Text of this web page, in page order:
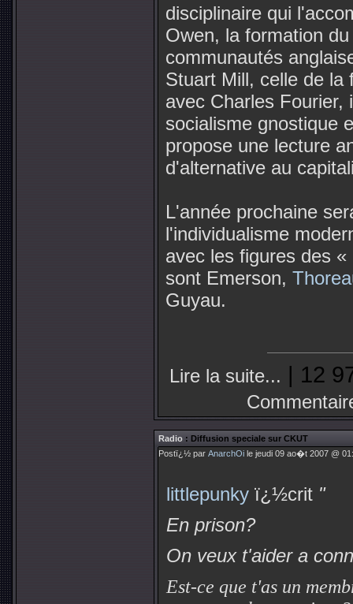
disciplinaire qui
Owen, la formation
communautés
Stuart Mill, celle de la
avec Charles Fourier,
socialisme gnostique
propose une lecture
d'alternative au
L'année prochaine
l'individualisme
avec les figures des
sont Emerson,
Guyau.
Lire la suite... | 12
Radio : Diffusion speciale sur CKUT
Postï¿½ par AnarchOi le jeudi 09 ao�t 2007 @
littlepunky ï¿½crit "
En prison?
On veux t'aider a
Est-ce que t'as un